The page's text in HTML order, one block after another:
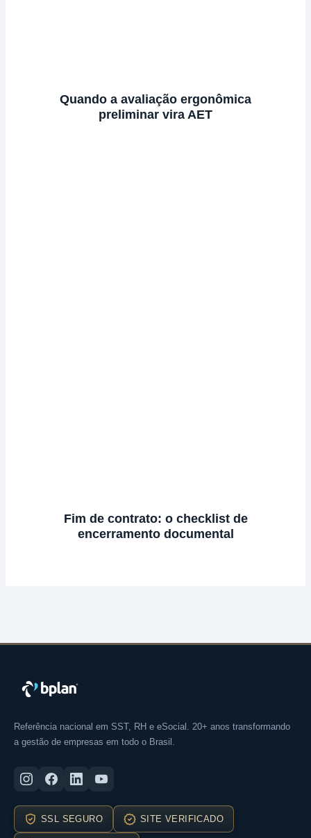
Quando a avaliação ergonômica
preliminar vira AET
Fim de contrato: o checklist de
encerramento documental
Referência nacional em SST, RH e eSocial. 20+ anos transformando
a gestão de empresas em todo o Brasil.
SSL SEGURO SITE VERIFICADO